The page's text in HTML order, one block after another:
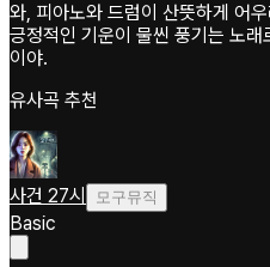
와, 피아노와 드럼이 산뜻하게 어
긍정적인 기운이 물씬 풍기는 노
이야.
유사곡 추천
사건 27시 모구뮤직
Basic